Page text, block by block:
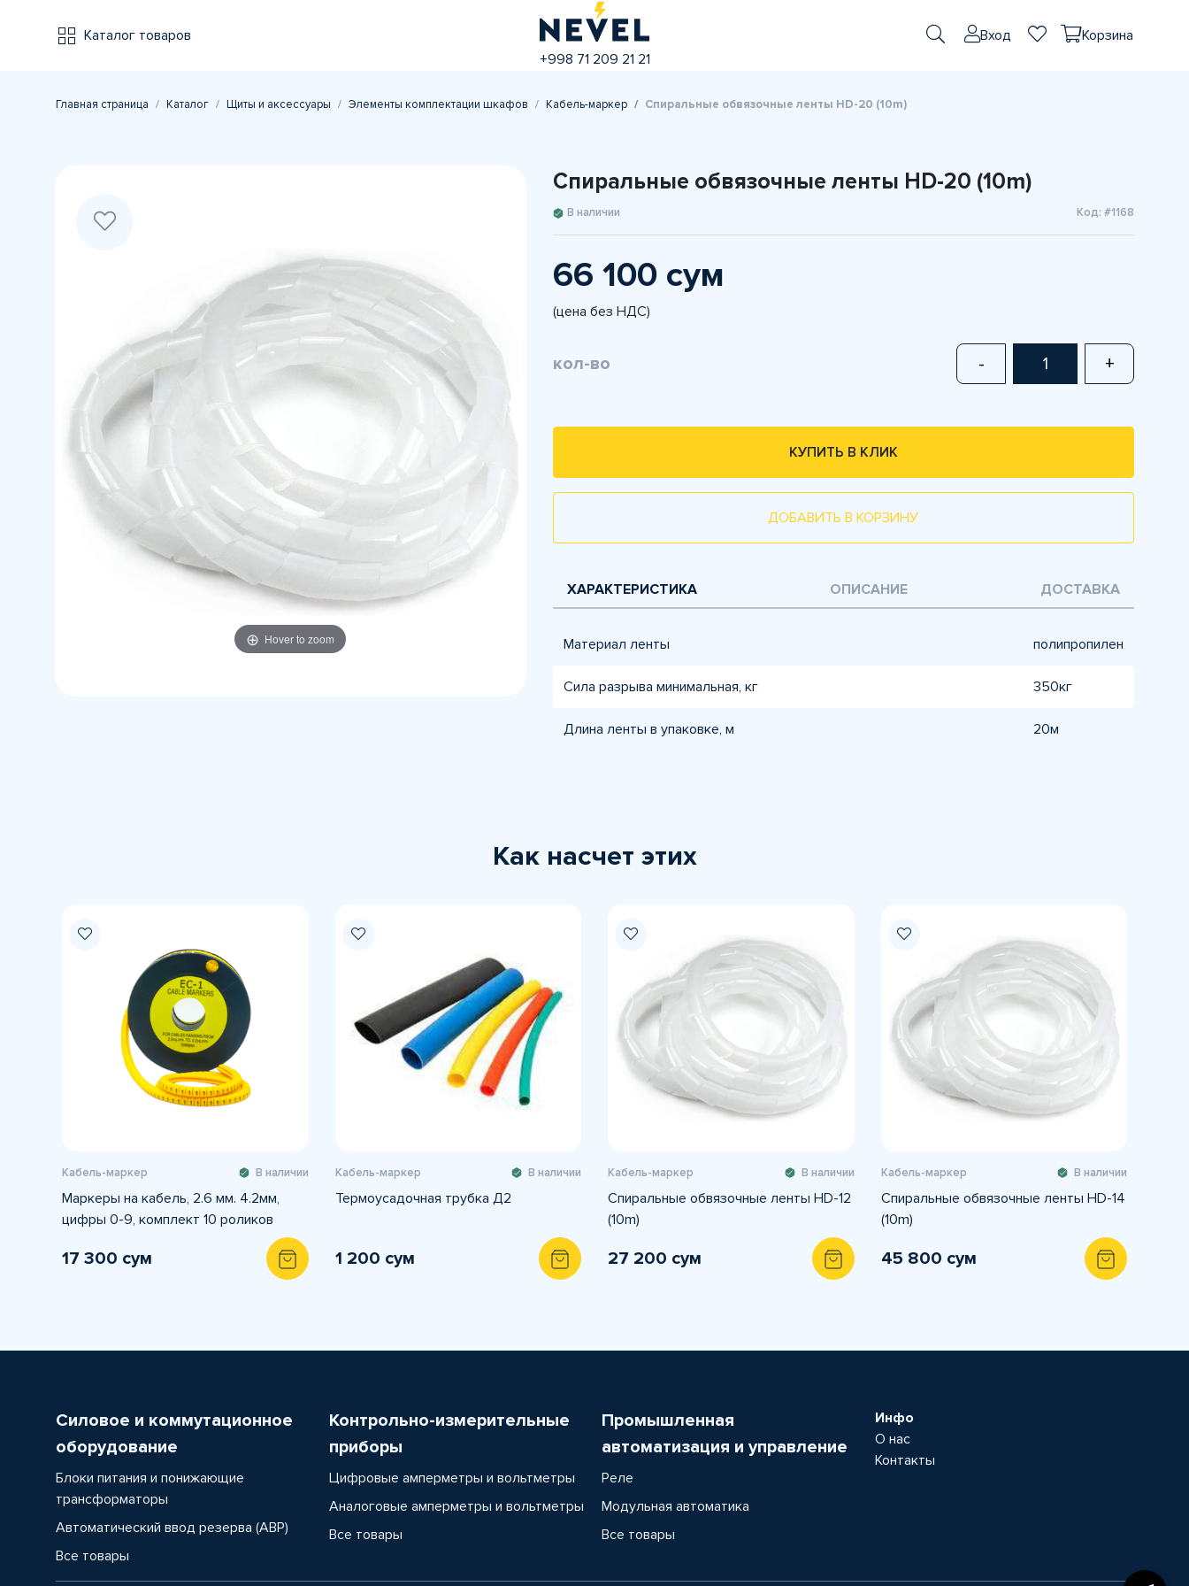
Каталог товаров
+998 71 209 21 21
Вход Корзина
Главная страница Каталог Щиты и аксессуары Элементы комплектации шкафов Кабель-маркер Спиральные обвязочные ленты HD-20 (10m)
Hover to zoom
Спиральные обвязочные ленты HD-20 (10m)
В наличии Код: #1168
66 100 сум
(цена без НДС)
кол-во - +
КУПИТЬ В КЛИК
ДОБАВИТЬ В КОРЗИНУ
ХАРАКТЕРИСТИКА ОПИСАНИЕ ДОСТАВКА
Материал ленты полипропилен
Сила разрыва минимальная, кг 350кг
Длина ленты в упаковке, м 20м
Как насчет этих
Кабель-маркер В наличии
Маркеры на кабель, 2.6 мм. 4.2мм,
цифры 0-9, комплект 10 роликов
17 300 сум
Кабель-маркер В наличии
Термоусадочная трубка Д2
1 200 сум
Кабель-маркер В наличии
Спиральные обвязочные ленты HD-12
(10m)
27 200 сум
Кабель-маркер В наличии
Спиральные обвязочные ленты HD-14
(10m)
45 800 сум
Силовое и коммутационное
оборудование
Блоки питания и понижающие
трансформаторы
Автоматический ввод резерва (АВР)
Все товары
Контрольно-измерительные
приборы
Цифровые амперметры и вольтметры
Аналоговые амперметры и вольтметры
Все товары
Промышленная
автоматизация и управление
Реле
Модульная автоматика
Все товары
Инфо
О нас
Контакты